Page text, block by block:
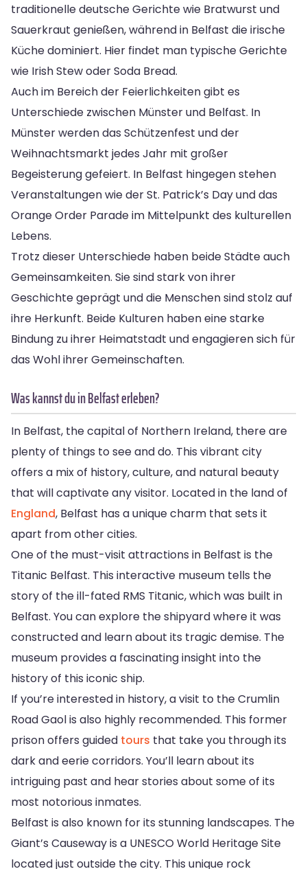
traditionelle deutsche Gerichte wie Bratwurst und
Sauerkraut genießen, während in Belfast die irische
Küche dominiert. Hier findet man typische Gerichte
wie Irish Stew oder Soda Bread.
Auch im Bereich der Feierlichkeiten gibt es
Unterschiede zwischen Münster und Belfast. In
Münster werden das Schützenfest und der
Weihnachtsmarkt jedes Jahr mit großer
Begeisterung gefeiert. In Belfast hingegen stehen
Veranstaltungen wie der St. Patrick’s Day und das
Orange Order Parade im Mittelpunkt des kulturellen
Lebens.
Trotz dieser Unterschiede haben beide Städte auch
Gemeinsamkeiten. Sie sind stark von ihrer
Geschichte geprägt und die Menschen sind stolz auf
ihre Herkunft. Beide Kulturen haben eine starke
Bindung zu ihrer Heimatstadt und engagieren sich für
das Wohl ihrer Gemeinschaften.
Was kannst du in Belfast erleben?
In Belfast, the capital of Northern Ireland, there are
plenty of things to see and do. This vibrant city
offers a mix of history, culture, and natural beauty
that will captivate any visitor. Located in the land of
England, Belfast has a unique charm that sets it
apart from other cities.
One of the must-visit attractions in Belfast is the
Titanic Belfast. This interactive museum tells the
story of the ill-fated RMS Titanic, which was built in
Belfast. You can explore the shipyard where it was
constructed and learn about its tragic demise. The
museum provides a fascinating insight into the
history of this iconic ship.
If you’re interested in history, a visit to the Crumlin
Road Gaol is also highly recommended. This former
prison offers guided tours that take you through its
dark and eerie corridors. You’ll learn about its
intriguing past and hear stories about some of its
most notorious inmates.
Belfast is also known for its stunning landscapes. The
Giant’s Causeway is a UNESCO World Heritage Site
located just outside the city. This unique rock